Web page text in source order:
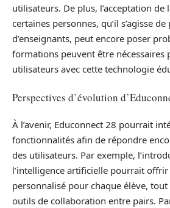
utilisateurs. De plus, l’acceptation
certaines personnes, qu’il s’agisse
d’enseignants, peut encore poser
formations peuvent être nécessaires
utilisateurs avec cette technologie
Perspectives d’évolution
À l’avenir, Educonnect 28 pourrait
fonctionnalités afin de répondre
des utilisateurs. Par exemple,
l’intelligence artificielle pourrait
personnalisé pour chaque élève,
outils de collaboration entre pairs.